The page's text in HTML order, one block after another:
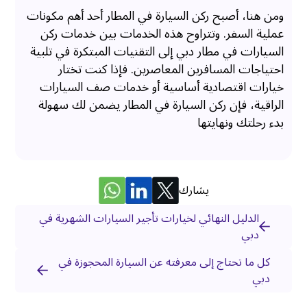
ومن هنا، أصبح ركن السيارة في المطار أحد أهم مكونات
عملية السفر. وتتراوح هذه الخدمات بين خدمات ركن
السيارات في مطار دبي إلى التقنيات المبتكرة في تلبية
احتياجات المسافرين المعاصرين. فإذا كنت تختار
خيارات اقتصادية أساسية أو خدمات صف السيارات
الراقية، فإن ركن السيارة في المطار يضمن لك سهولة
بدء رحلتك ونهايتها
يشارك
الدليل النهائي لخيارات تأجير السيارات الشهرية في
دبي
كل ما تحتاج إلى معرفته عن السيارة المحجوزة في
دبي